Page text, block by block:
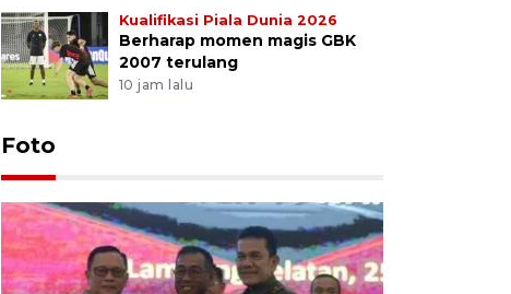
Kualifikasi Piala Dunia 2026
Berharap momen magis GBK
2007 terulang
10 jam lalu
Foto